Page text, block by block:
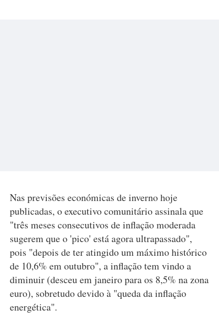
Nas previsões económicas de inverno hoje
publicadas, o executivo comunitário assinala que
"três meses consecutivos de inflação moderada
sugerem que o 'pico' está agora ultrapassado",
pois "depois de ter atingido um máximo histórico
de 10,6% em outubro", a inflação tem vindo a
diminuir (desceu em janeiro para os 8,5% na zona
euro), sobretudo devido à "queda da inflação
energética".